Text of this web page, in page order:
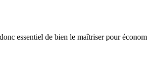
essentiel de bien le maîtriser pour